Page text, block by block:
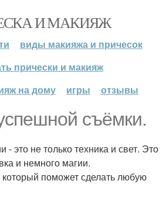
И МАКИЯЖ
виды макияжа и причесок
прически и макияж
на дому
игры отзывы
съёмки.
это не только техника и свет. Это
и немного магии.
который поможет сделать любую